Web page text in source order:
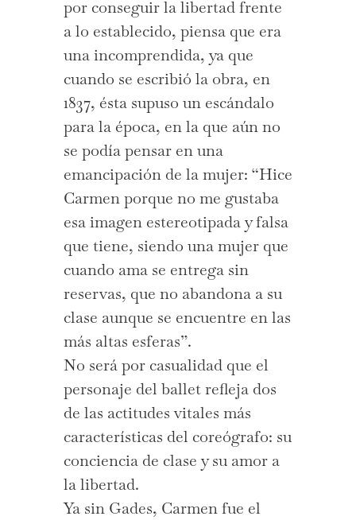
por conseguir la libertad frente
a lo establecido, piensa que era
una incomprendida, ya que
cuando se escribió la obra, en
1837, ésta supuso un escándalo
para la época, en la que aún no
se podía pensar en una
emancipación de la mujer: “Hice
Carmen porque no me gustaba
esa imagen estereotipada y falsa
que tiene, siendo una mujer que
cuando ama se entrega sin
reservas, que no abandona a su
clase aunque se encuentre en las
más altas esferas”.
No será por casualidad que el
personaje del ballet refleja dos
de las actitudes vitales más
características del coreógrafo: su
conciencia de clase y su amor a
la libertad.
Ya sin Gades, Carmen fue el